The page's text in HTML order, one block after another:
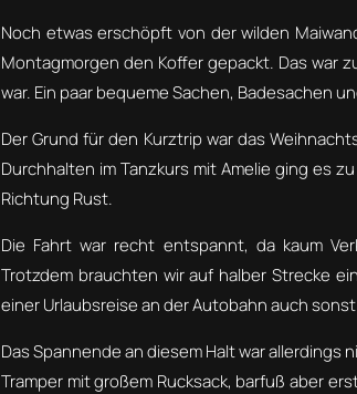
Noch etwas erschöpft von der wilden
Montagmorgen den Koffer gepackt. Das war
war. Ein paar bequeme Sachen, Badesachen
Der Grund für den Kurztrip war das
Durchhalten im Tanzkurs mit Amelie ging es
Richtung Rust.
Die Fahrt war recht entspannt, da kaum
Trotzdem brauchten wir auf halber Strecke
einer Urlaubsreise an der Autobahn auch
Das Spannende an diesem Halt war
Tramper mit großem Rucksack, barfuß aber